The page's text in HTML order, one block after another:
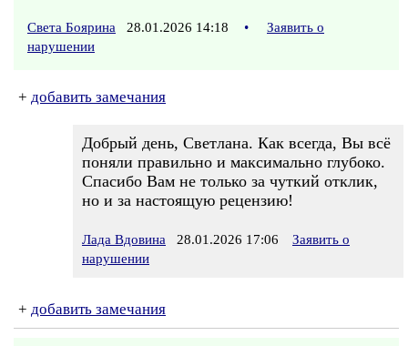
Света Боярина 28.01.2026 14:18 •
Заявить о
нарушении
+ добавить замечания
Добрый день, Светлана. Как всегда, Вы всё
поняли правильно и максимально глубоко.
Спасибо Вам не только за чуткий отклик,
но и за настоящую рецензию!
Лада Вдовина 28.01.2026 17:06
Заявить о
нарушении
+ добавить замечания